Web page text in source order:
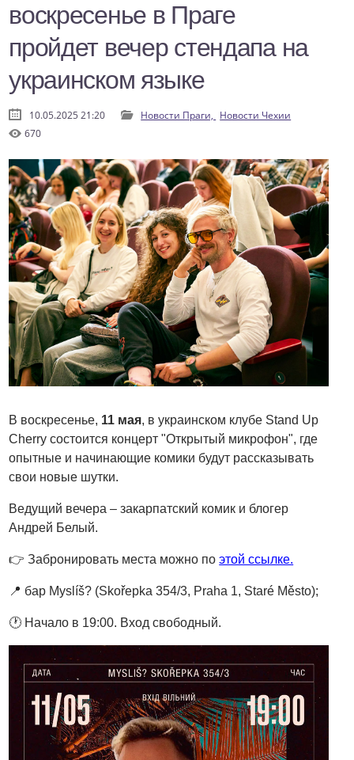
воскресенье в Праге
пройдет вечер стендапа на
украинском языке
10.05.2025 21:20 Новости Праги, Новости Чехии
670
В воскресенье, 11 мая, в украинском клубе Stand Up
Cherry состоится концерт "Открытый микрофон", где
опытные и начинающие комики будут рассказывать
свои новые шутки.
Ведущий вечера – закарпатский комик и блогер
Андрей Белый.
👉 Забронировать места можно поэтой ссылке.
📍 бар Myslíš? (Skořepka 354/3, Praha 1, Staré Město);
🕐 Начало в 19:00. Вход свободный.